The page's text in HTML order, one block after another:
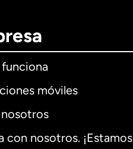
móviles
con nosotros. ¡Estamos